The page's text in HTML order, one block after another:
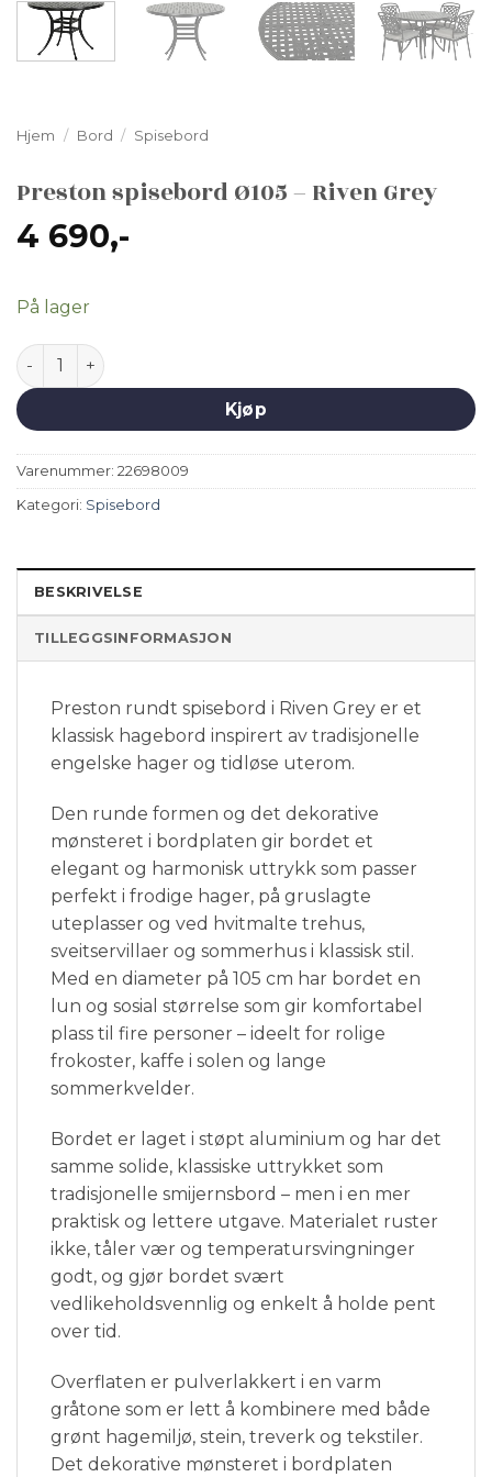
Hjem / Bord / Spisebord
Preston spisebord Ø105 – Riven Grey
4 690,-
På lager
Preston spisebord Ø105 - Riven Grey antall
Kjøp
Varenummer: 22698009
Kategori: Spisebord
BESKRIVELSE
TILLEGGSINFORMASJON
Preston rundt spisebord i Riven Grey er et
klassisk hagebord inspirert av tradisjonelle
engelske hager og tidløse uterom.
Den runde formen og det dekorative
mønsteret i bordplaten gir bordet et
elegant og harmonisk uttrykk som passer
perfekt i frodige hager, på gruslagte
uteplasser og ved hvitmalte trehus,
sveitservillaer og sommerhus i klassisk stil.
Med en diameter på 105 cm har bordet en
lun og sosial størrelse som gir komfortabel
plass til fire personer – ideelt for rolige
frokoster, kaffe i solen og lange
sommerkvelder.
Bordet er laget i støpt aluminium og har det
samme solide, klassiske uttrykket som
tradisjonelle smijernsbord – men i en mer
praktisk og lettere utgave. Materialet ruster
ikke, tåler vær og temperatursvingninger
godt, og gjør bordet svært
vedlikeholdsvennlig og enkelt å holde pent
over tid.
Overflaten er pulverlakkert i en varm
gråtone som er lett å kombinere med både
grønt hagemiljø, stein, treverk og tekstiler.
Det dekorative mønsteret i bordplaten